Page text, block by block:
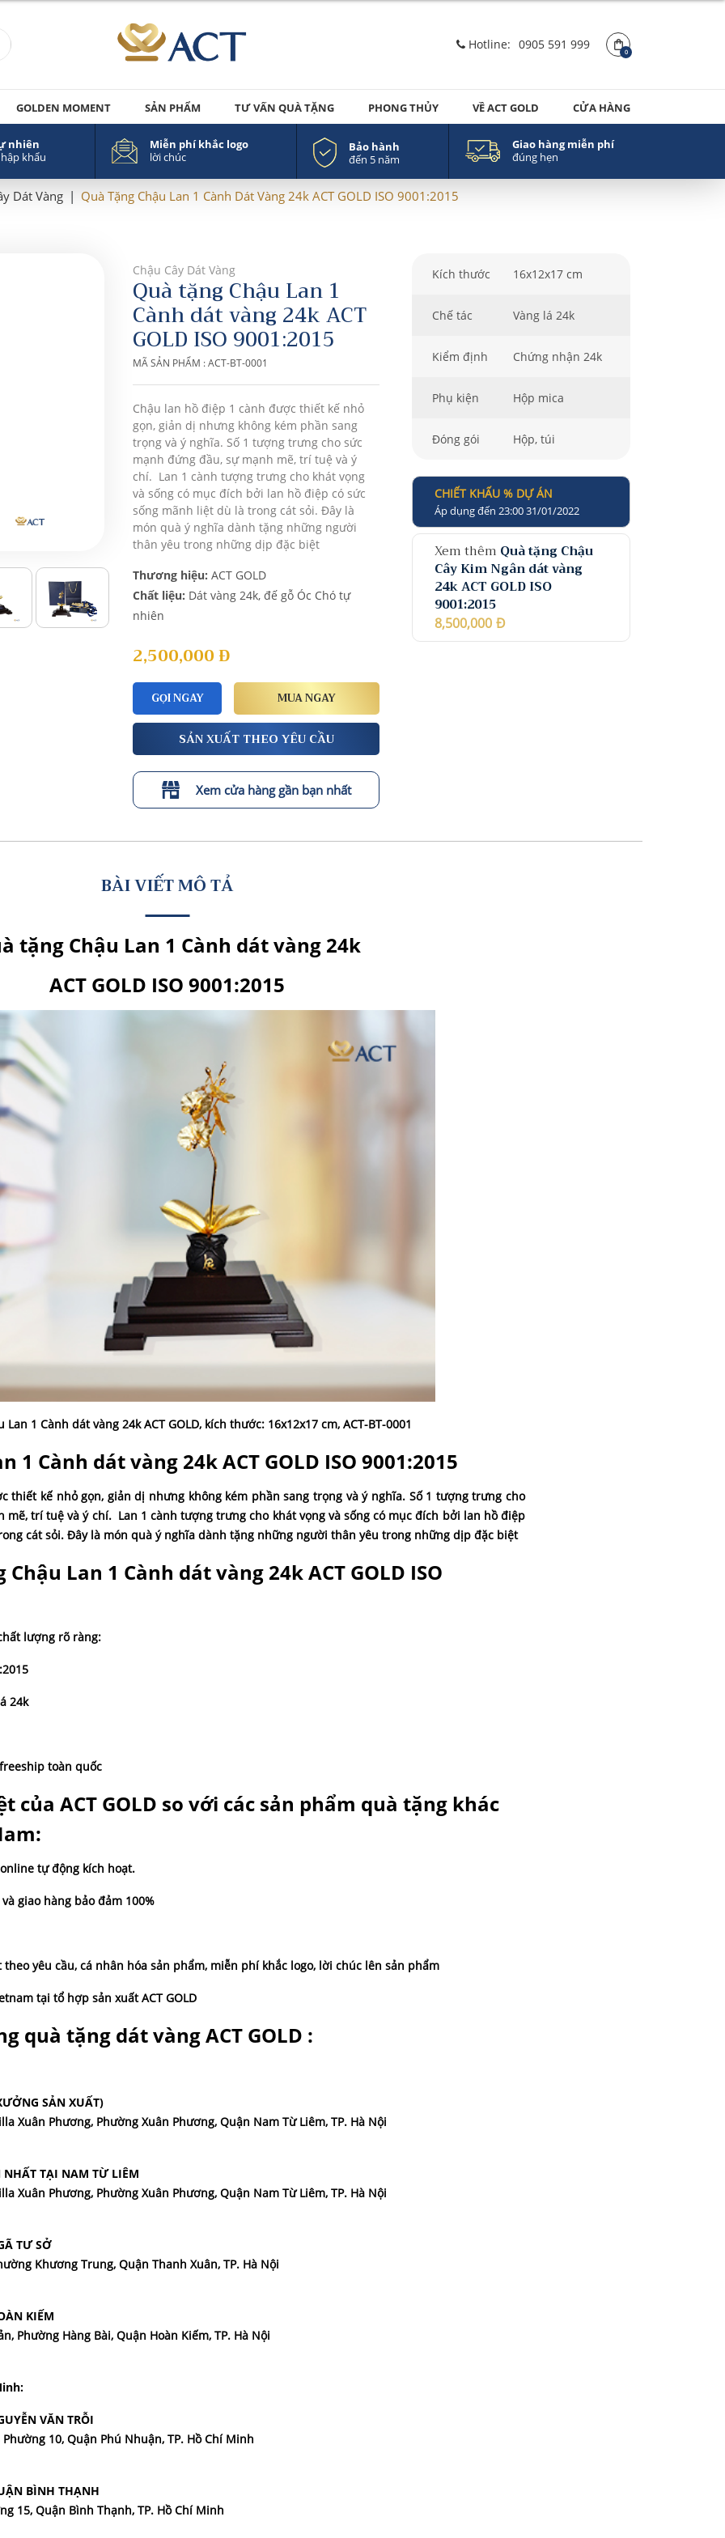
Hotline: 0905 591 999
0
GOLDEN MOMENT SẢN PHẨM TƯ VẤN QUÀ TẶNG PHONG THỦY VỀ ACT GOLD CỬA HÀNG
nhiên
khẩu
Miễn phí khắc logo
lời chúc
Bảo hành
đến 5 năm
Giao hàng miễn phí
đúng hẹn
Dát Vàng | Quà Tặng Chậu Lan 1 Cành Dát Vàng 24k ACT GOLD ISO 9001:2015
Chậu Cây Dát Vàng
Quà tặng Chậu Lan 1
Cành dát vàng 24k ACT
GOLD ISO 9001:2015
MÃ SẢN PHẨM : ACT-BT-0001
Chậu lan hồ điệp 1 cành được thiết kế nhỏ
gọn, giản dị nhưng không kém phần sang
trọng và ý nghĩa. Số 1 tượng trưng cho sức
mạnh đứng đầu, sự mạnh mẽ, trí tuệ và ý
chí. Lan 1 cành tượng trưng cho khát vọng
và sống có mục đích bởi lan hồ điệp có sức
sống mãnh liệt dù là trong cát sỏi. Đây là
món quà ý nghĩa dành tặng những người
thân yêu trong những dịp đặc biệt
Thương hiệu: ACT GOLD
Chất liệu: Dát vàng 24k, đế gỗ Óc Chó tự
nhiên
2,500,000Đ
GỌI NGAY MUA NGAY
SẢN XUẤT THEO YÊU CẦU
Xem cửa hàng gần bạn nhất
Kích thước 16x12x17 cm
Chế tác Vàng lá 24k
Kiểm định Chứng nhận 24k
Phụ kiện Hộp mica
Đóng gói Hộp, túi
CHIẾT KHẤU % DỰ ÁN
Áp dụng đến 23:00 31/01/2022
Xem thêm Quà tặng Chậu
Cây Kim Ngân dát vàng
24k ACT GOLD ISO
9001:2015
8,500,000 Đ
BÀI VIẾT MÔ TẢ
tặng Chậu Lan 1 Cành dát vàng 24k
ACT GOLD ISO 9001:2015
Lan 1 Cành dát vàng 24k ACT GOLD, kích thước: 16x12x17 cm, ACT-BT-0001
1 Cành dát vàng 24k ACT GOLD ISO 9001:2015
thiết kế nhỏ gọn, giản dị nhưng không kém phần sang trọng và ý nghĩa. Số 1 tượng trưng cho
mẽ, trí tuệ và ý chí. Lan 1 cành tượng trưng cho khát vọng và sống có mục đích bởi lan hồ điệp
cát sỏi. Đây là món quà ý nghĩa dành tặng những người thân yêu trong những dịp đặc biệt
Lan 1 Cành dát vàng 24k ACT GOLD ISO
lượng rõ ràng:
24k
toàn quốc
của ACT GOLD so với các sản phẩm quà tặng khác
tự động kích hoạt.
giao hàng bảo đảm 100%
theo yêu cầu, cá nhân hóa sản phẩm, miễn phí khắc logo, lời chúc lên sản phẩm
tại tổ hợp sản xuất ACT GOLD
quà tặng dát vàng ACT GOLD :
SẢN XUẤT)
Xuân Phương, Phường Xuân Phương, Quận Nam Từ Liêm, TP. Hà Nội
NHẤT TẠI NAM TỪ LIÊM
Xuân Phương, Phường Xuân Phương, Quận Nam Từ Liêm, TP. Hà Nội
TƯ SỞ
Khương Trung, Quận Thanh Xuân, TP. Hà Nội
KIẾM
Phường Hàng Bài, Quận Hoàn Kiếm, TP. Hà Nội
VĂN TRỖI
10, Quận Phú Nhuận, TP. Hồ Chí Minh
BÌNH THẠNH
15, Quận Bình Thạnh, TP. Hồ Chí Minh